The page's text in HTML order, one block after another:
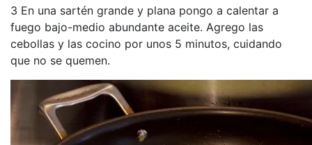
3 En una sartén grande y plana pongo a calentar a
fuego bajo-medio abundante aceite. Agrego las
cebollas y las cocino por unos 5 minutos, cuidando
que no se quemen.